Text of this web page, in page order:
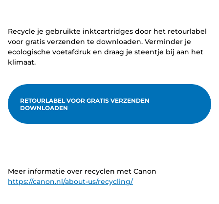
Recycle je gebruikte inktcartridges door het retourlabel
voor gratis verzenden te downloaden. Verminder je
ecologische voetafdruk en draag je steentje bij aan het
klimaat.
RETOURLABEL VOOR GRATIS VERZENDEN
DOWNLOADEN
Meer informatie over recyclen met Canon
https://canon.nl/about-us/recycling/